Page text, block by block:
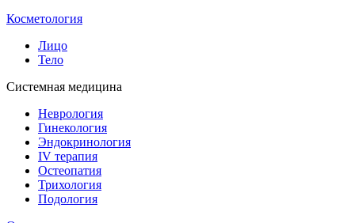
Косметология
Лицо
Тело
Системная медицина
Неврология
Гинекология
Эндокринология
IV терапия
Остеопатия
Трихология
Подология